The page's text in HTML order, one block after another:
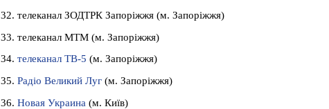
32. телеканал ЗОДТРК Запоріжжя (м. Запоріжжя)
33. телеканал МТМ (м. Запоріжжя)
34. телеканал ТВ-5 (м. Запоріжжя)
35. Радіо Великий Луг (м. Запоріжжя)
36. Новая Украина (м. Київ)